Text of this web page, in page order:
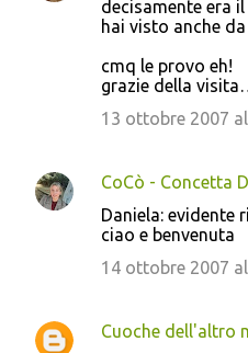
decisamente era
hai visto anche
cmq le provo eh!
grazie della
13 ottobre 2007
CoCò - Concetta
Daniela: evidente
ciao e benvenuta
14 ottobre 2007
Cuoche dell'altro